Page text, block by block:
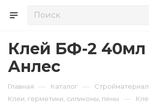
Клей БФ-2 40мл
Анлес
Главная — Каталог —
Клеи, герметики, силиконы, пены —